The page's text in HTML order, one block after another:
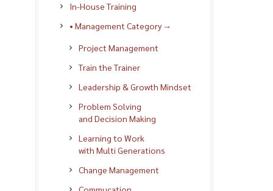
In-House Training
• Management Category →
Project Management
Train the Trainer
Leadership & Growth Mindset
Problem Solving
and Decision Making
Learning to Work
with Multi Generations
Change Management